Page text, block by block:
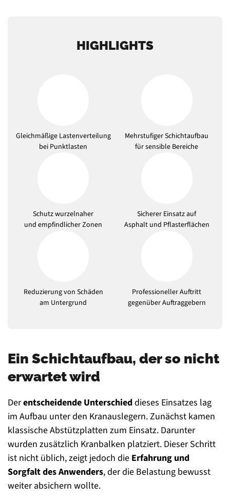
HIGHLIGHTS
Gleichmäßige Lastenverteilung
bei Punktlasten
Mehrstufiger Schichtaufbau
für sensible Bereiche
Schutz wurzelnaher
und empfindlicher Zonen
Sicherer Einsatz auf
Asphalt und Pflasterflächen
Reduzierung von Schäden
am Untergrund
Professioneller Auftritt
gegenüber Auftraggebern
Ein Schichtaufbau, der so nicht
erwartet wird
Derentscheidende Unterschieddieses Einsatzes lag
im Aufbau unter den Kranauslegern. Zunächst kamen
klassische Abstützplatten zum Einsatz. Darunter
wurden zusätzlich Kranbalken platziert. Dieser Schritt
ist nicht üblich, zeigt jedoch die Erfahrung und
Sorgfalt des Anwenders, der die Belastung bewusst
weiter absichern wollte.